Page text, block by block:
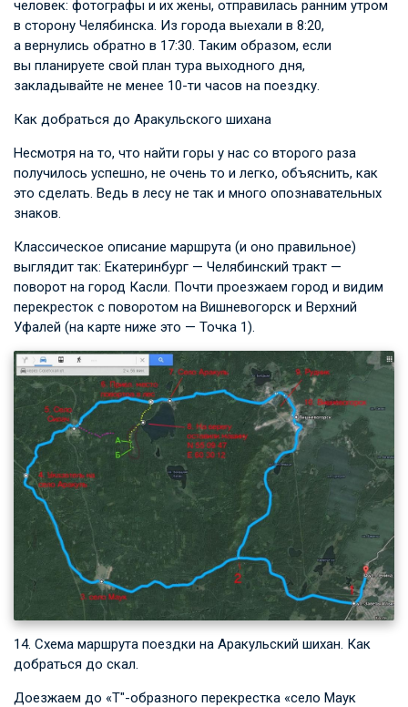
человек: фотографы и их жены, отправилась ранним утром
в сторону Челябинска. Из города выехали в 8:20,
а вернулись обратно в 17:30. Таким образом, если
вы планируете свой план тура выходного дня,
закладывайте не менее 10-ти часов на поездку.
Как добраться до Аракульского шихана
Несмотря на то, что найти горы у нас со второго раза
получилось успешно, не очень то и легко, объяснить, как
это сделать. Ведь в лесу не так и много опознавательных
знаков.
Классическое описание маршрута (и оно правильное)
выглядит так: Екатеринбург — Челябинский тракт —
поворот на город Касли. Почти проезжаем город и видим
перекресток с поворотом на Вишневогорск и Верхний
Уфалей (на карте ниже это — Точка 1).
14. Схема маршрута поездки на Аракульский шихан. Как
добраться до скал.
Доезжаем до «T"-образного перекрестка «село Маук